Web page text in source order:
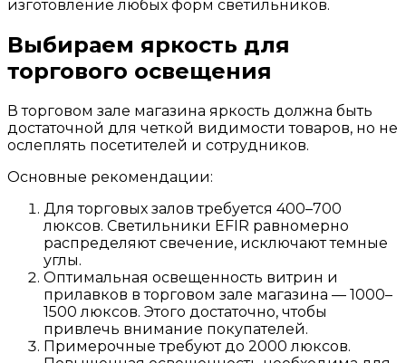
изготовление любых форм светильников.
Выбираем яркость для
торгового освещения
В торговом зале магазина яркость должна быть
достаточной для четкой видимости товаров, но не
ослеплять посетителей и сотрудников.
Основные рекомендации:
Для торговых залов требуется 400–700
люксов. Светильники EFIR равномерно
распределяют свечение, исключают темные
углы.
Оптимальная освещенность витрин и
прилавков в торговом зале магазина — 1000–
1500 люксов. Этого достаточно, чтобы
привлечь внимание покупателей.
Примерочные требуют до 2000 люксов.